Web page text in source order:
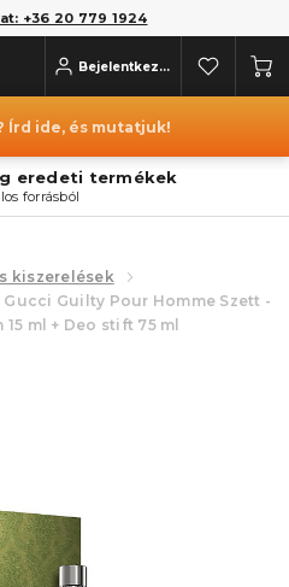
+36 20 779 1924
Bejelentkezés
Írd ide, és mutatjuk!
eredeti termékek
forrásból
kiszerelések
Gucci Guilty Pour Homme Szett -
ml + Deo stift 75 ml